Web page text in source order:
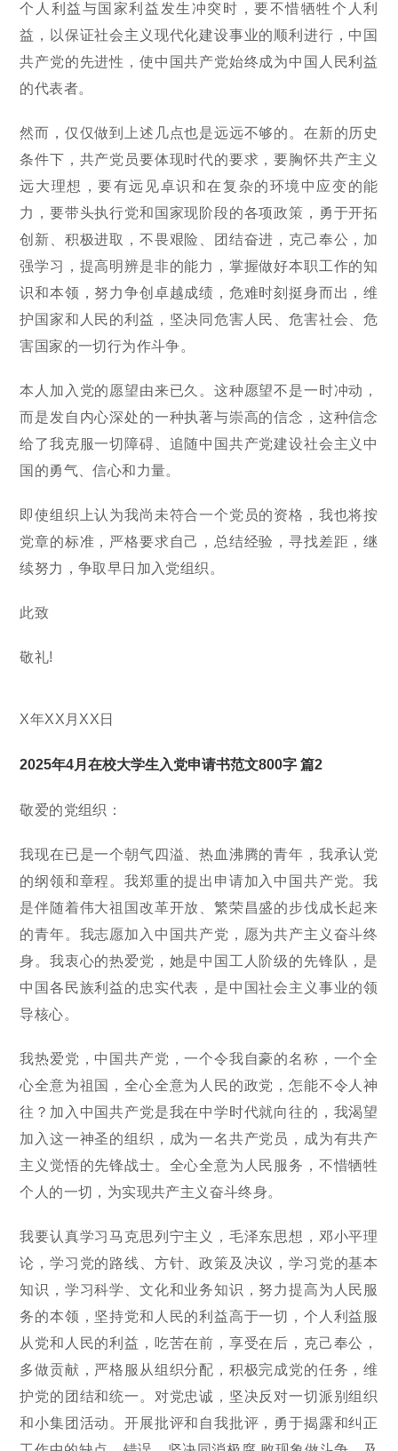
个人利益与国家利益发生冲突时，要不惜牺牲个人利
益，以保证社会主义现代化建设事业的顺利进行，中国
共产党的先进性，使中国共产党始终成为中国人民利益
的代表者。
然而，仅仅做到上述几点也是远远不够的。在新的历史
条件下，共产党员要体现时代的要求，要胸怀共产主义
远大理想，要有远见卓识和在复杂的环境中应变的能
力，要带头执行党和国家现阶段的各项政策，勇于开拓
创新、积极进取，不畏艰险、团结奋进，克己奉公，加
强学习，提高明辨是非的能力，掌握做好本职工作的知
识和本领，努力争创卓越成绩，危难时刻挺身而出，维
护国家和人民的利益，坚决同危害人民、危害社会、危
害国家的一切行为作斗争。
本人加入党的愿望由来已久。这种愿望不是一时冲动，
而是发自内心深处的一种执著与崇高的信念，这种信念
给了我克服一切障碍、追随中国共产党建设社会主义中
国的勇气、信心和力量。
即使组织上认为我尚未符合一个党员的资格，我也将按
党章的标准，严格要求自己，总结经验，寻找差距，继
续努力，争取早日加入党组织。
此致
敬礼!
X年XX月XX日
2025年4月在校大学生入党申请书范文800字 篇2
敬爱的党组织：
我现在已是一个朝气四溢、热血沸腾的青年，我承认党
的纲领和章程。我郑重的提出申请加入中国共产党。我
是伴随着伟大祖国改革开放、繁荣昌盛的步伐成长起来
的青年。我志愿加入中国共产党，愿为共产主义奋斗终
身。我衷心的热爱党，她是中国工人阶级的先锋队，是
中国各民族利益的忠实代表，是中国社会主义事业的领
导核心。
我热爱党，中国共产党，一个令我自豪的名称，一个全
心全意为祖国，全心全意为人民的政党，怎能不令人神
往？加入中国共产党是我在中学时代就向往的，我渴望
加入这一神圣的组织，成为一名共产党员，成为有共产
主义觉悟的先锋战士。全心全意为人民服务，不惜牺牲
个人的一切，为实现共产主义奋斗终身。
我要认真学习马克思列宁主义，毛泽东思想，邓小平理
论，学习党的路线、方针、政策及决议，学习党的基本
知识，学习科学、文化和业务知识，努力提高为人民服
务的本领，坚持党和人民的利益高于一切，个人利益服
从党和人民的利益，吃苦在前，享受在后，克己奉公，
多做贡献，严格服从组织分配，积极完成党的任务，维
护党的团结和统一。对党忠诚，坚决反对一切派别组织
和小集团活动。开展批评和自我批评，勇于揭露和纠正